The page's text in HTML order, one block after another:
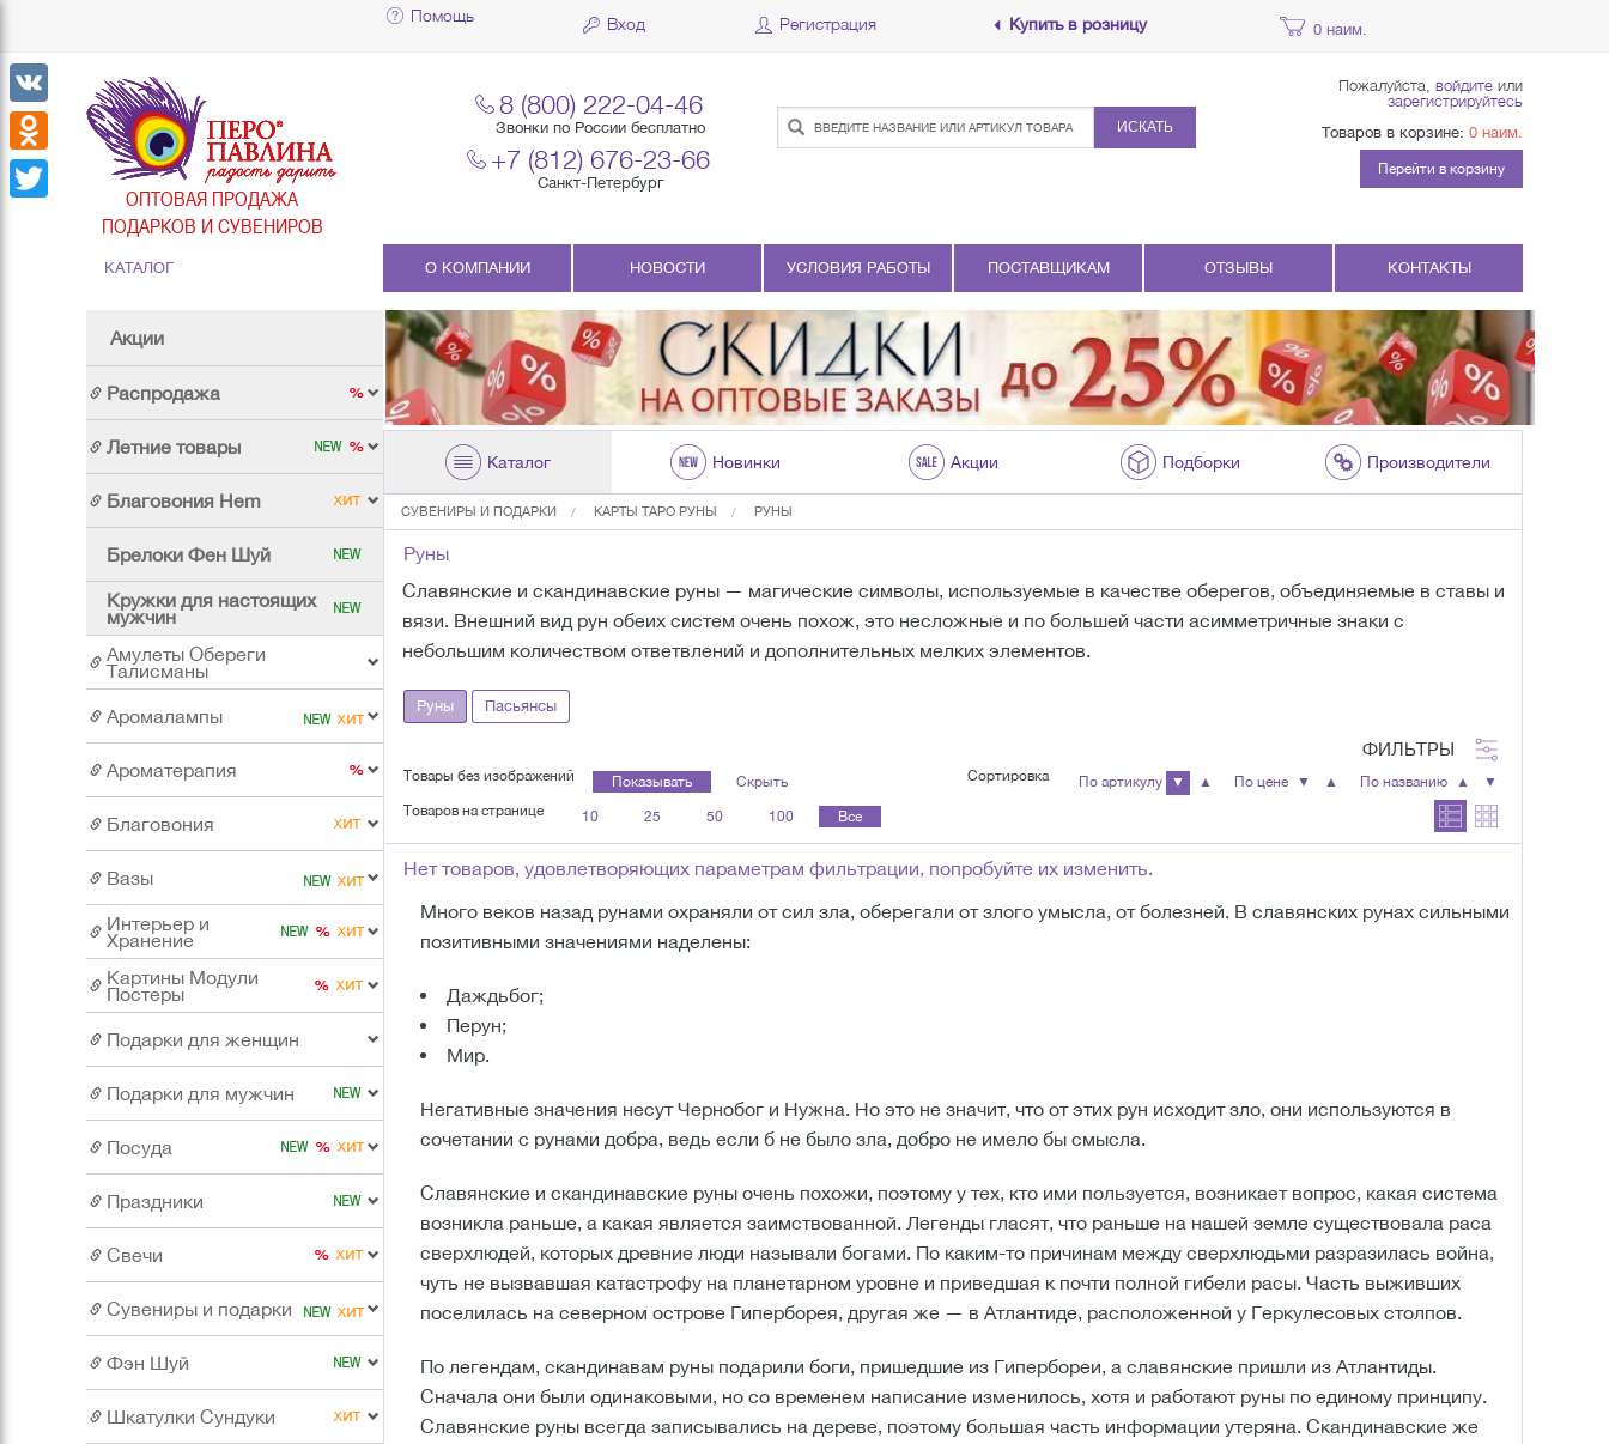
Помощь Вход Регистрация Купить в розницу 0 наим.
ОПТОВАЯ ПРОДАЖА
ПОДАРКОВ И СУВЕНИРОВ
8 (800) 222-04-46
Звонки по России бесплатно
+7 (812) 676-23-66
Санкт-Петербург
ИСКАТЬ
Пожалуйста, войдите или
зарегистрируйтесь
Товаров в корзине: 0 наим.
Перейти в корзину
КАТАЛОГ
Акции
Распродажа
Летние товары
Благовония Hem
Брелоки Фен Шуй
Кружки для настоящих
мужчин
Амулеты Обереги
Талисманы
Аромалампы
Ароматерапия
Благовония
Вазы
Интерьер и
Хранение
Картины Модули
Постеры
Подарки для женщин
Подарки для мужчин
Посуда
Праздники
Свечи
Сувениры и подарки
Фэн Шуй
Шкатулки Сундуки
О КОМПАНИИ НОВОСТИ УСЛОВИЯ РАБОТЫ ПОСТАВЩИКАМ ОТЗЫВЫ КОНТАКТЫ
Каталог Новинки Акции Подборки Производители
СУВЕНИРЫ И ПОДАРКИ КАРТЫ ТАРО РУНЫ РУНЫ
Руны
Славянские и скандинавские руны — магические символы, используемые в качестве оберегов, объединяемые в ставы и
вязи. Внешний вид рун обеих систем очень похож, это несложные и по большей части асимметричные знаки с
небольшим количеством ответвлений и дополнительных мелких элементов.
Руны Пасьянсы
ФИЛЬТРЫ
Товары без изображений Показывать Скрыть Сортировка По артикулу ▼ ▲ По цене ▼ ▲ По названию ▲
▼
Товаров на странице
10 25 50 100 Все
Нет товаров, удовлетворяющих параметрам фильтрации, попробуйте их изменить.
Много веков назад рунами охраняли от сил зла, оберегали от злого умысла, от болезней. В славянских рунах сильными
позитивными значениями наделены:
Даждьбог;
Перун;
Мир.
Негативные значения несут Чернобог и Нужна. Но это не значит, что от этих рун исходит зло, они используются в
сочетании с рунами добра, ведь если б не было зла, добро не имело бы смысла.
Славянские и скандинавские руны очень похожи, поэтому у тех, кто ими пользуется, возникает вопрос, какая система
возникла раньше, а какая является заимствованной. Легенды гласят, что раньше на нашей земле существовала раса
сверхлюдей, которых древние люди называли богами. По каким-то причинам между сверхлюдьми разразилась война,
чуть не вызвавшая катастрофу на планетарном уровне и приведшая к почти полной гибели расы. Часть выживших
поселилась на северном острове Гиперборея, другая же — в Атлантиде, расположенной у Геркулесовых столпов.
По легендам, скандинавам руны подарили боги, пришедшие из Гипербореи, а славянские пришли из Атлантиды.
Сначала они были одинаковыми, но со временем написание изменилось, хотя и работают руны по единому принципу.
Славянские руны всегда записывались на дереве, поэтому большая часть информации утеряна. Скандинавские же
VK
Odnoklassniki